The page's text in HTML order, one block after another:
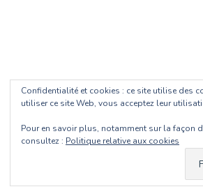
Confidentialité et cookies : ce site utilise des
utiliser ce site Web, vous acceptez leur
Pour en savoir plus, notamment sur la façon
consultez : Politique relative aux cookies